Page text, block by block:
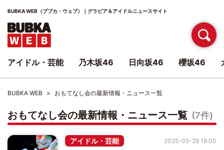
BUBKA WEB（ブブカ・ウェブ）｜グラビア＆アイドルニュースサイト
BUBKA WEB おもてなし会の最新情報・ニュース一覧
おもてなし会の最新情報・ニュース一覧 (7件)
アイドル・芸能 2025-05-28 18:00
アイドル・芸能 乃木坂46 日向坂46 櫻坂46